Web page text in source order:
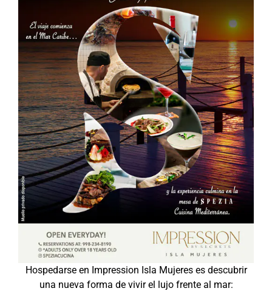
Hospedarse en Impression Isla Mujeres es descubrir
una nueva forma de vivir el lujo frente al mar: